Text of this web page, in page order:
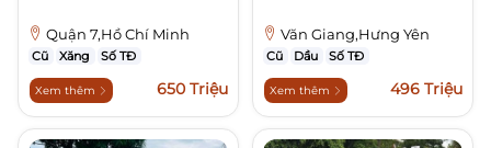
Quận 7,Hồ Chí Minh
Cũ Xăng Số TĐ
Xem thêm 650 Triệu
Văn Giang,Hưng Yên
Cũ Dầu Số TĐ
Xem thêm 496 Triệu